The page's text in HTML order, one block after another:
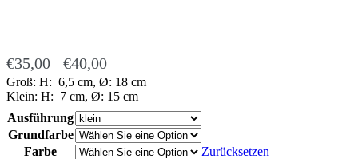
€35,00
–
€40,00
Groß: H: 6,5 cm, Ø: 18 cm
Klein: H: 7 cm, Ø: 15 cm
Ausführung
Grundfarbe
Farbe
Zurücksetzen